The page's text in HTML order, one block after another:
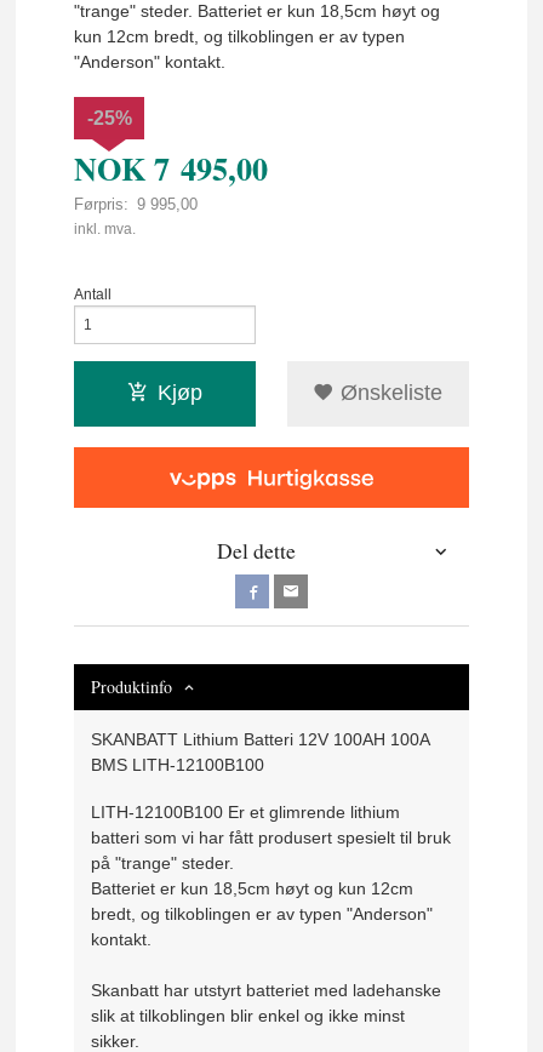
"trange" steder. Batteriet er kun 18,5cm høyt og
kun 12cm bredt, og tilkoblingen er av typen
"Anderson" kontakt.
NOK7 495,00
Førpris: 9 995,00
Rabatt
-25%
inkl. mva.
Antall
Kjøp Ønskeliste
Del dette
Produktinfo
SKANBATT Lithium Batteri 12V 100AH 100A
BMS LITH-12100B100
LITH-12100B100 Er et glimrende lithium
batteri som vi har fått produsert spesielt til bruk
på "trange" steder.
Batteriet er kun 18,5cm høyt og kun 12cm
bredt, og tilkoblingen er av typen "Anderson"
kontakt.
Skanbatt har utstyrt batteriet med ladehanske
slik at tilkoblingen blir enkel og ikke minst
sikker.